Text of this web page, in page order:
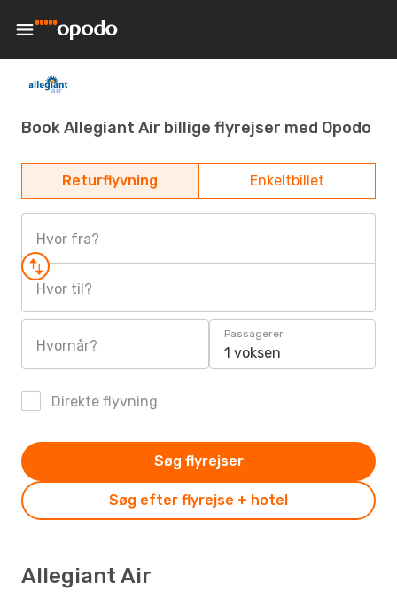
Book Allegiant Air billige flyrejser med Opodo
Returflyvning Enkeltbillet
Hvor fra?
Hvor til?
Hvornår?
Passagerer
1 voksen
Direkte flyvning
Søg efter flyrejse + hotel
Søg flyrejser
Allegiant Air